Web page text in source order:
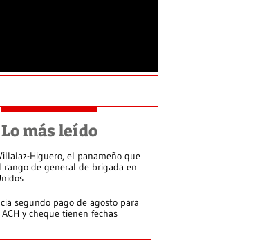
Lo más leído
Higuero, el panameño que
rango de general de brigada en
segundo pago de agosto para
y cheque tienen fechas